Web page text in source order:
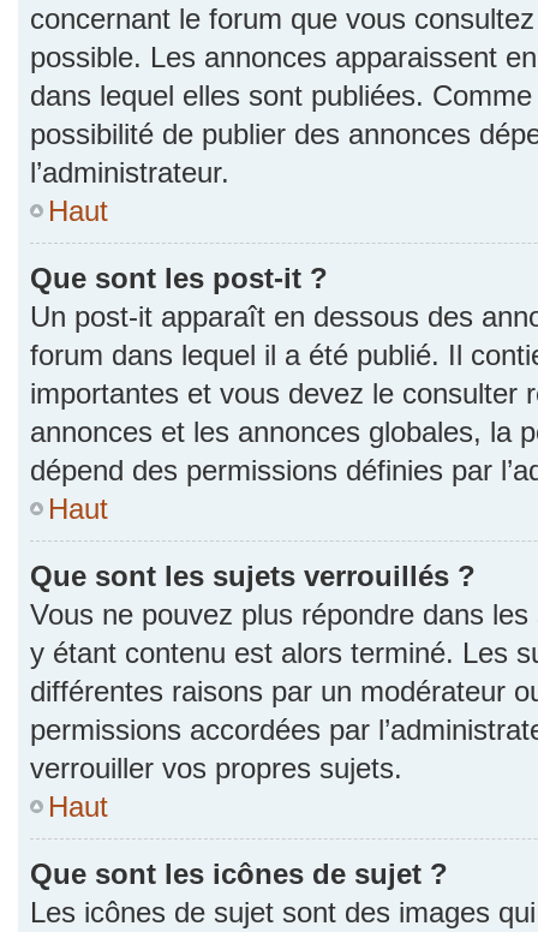
concernant le forum que vous
possible. Les annonces apparaissent
dans lequel elles sont publiées.
possibilité de publier des annonces
l’administrateur.
Haut
Que sont les post-it ?
Un post-it apparaît en dessous des
forum dans lequel il a été publié. Il
importantes et vous devez le consulter
annonces et les annonces globales, la
dépend des permissions définies par
Haut
Que sont les sujets verrouillés ?
Vous ne pouvez plus répondre dans
y étant contenu est alors terminé. Les
différentes raisons par un modérateur
permissions accordées par
verrouiller vos propres sujets.
Haut
Que sont les icônes de sujet ?
Les icônes de sujet sont des images